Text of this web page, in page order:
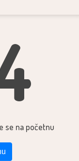
se na početnu